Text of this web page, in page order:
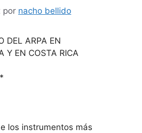
por nacho bellido
DEL ARPA EN
Y EN COSTA RICA
los instrumentos más